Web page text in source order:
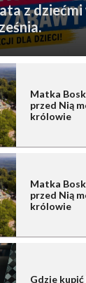
z dziećmi
Matka
przed Nią
królowie
Matka
przed Nią
królowie
Gdzie